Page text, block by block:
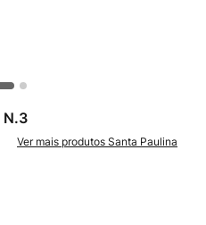
N.3
Santa Paulina